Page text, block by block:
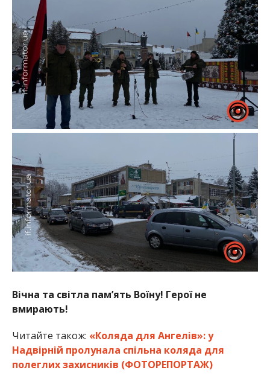
Вічна та світла пам’ять Воїну! Герої не
вмирають!
Читайте також: «Коляда для Ангелів»: у
Надвірній пролунала спільна коляда для
полеглих захисників (ФОТОРЕПОРТАЖ)